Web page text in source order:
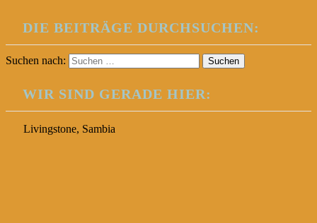
DIE BEITRÄGE DURCHSUCHEN:
Suchen nach:
WIR SIND GERADE HIER:
Livingstone, Sambia